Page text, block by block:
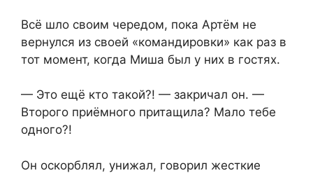
Всё шло своим чередом, пока Артём не
вернулся из своей «командировки» как раз в
тот момент, когда Миша был у них в гостях.
— Это ещё кто такой?! — закричал он. —
Второго приёмного притащила? Мало тебе
одного?!
Он оскорблял, унижал, говорил жесткие